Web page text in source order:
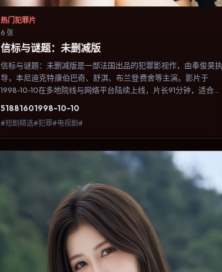
热门犯罪片
6 张
信标与谜题：未删减版
信标与谜题：未删减版是一部法国出品的犯罪影视作，由奉俊昊执
导，本尼迪克特·康伯巴奇、舒淇、布兰登·费舍等主演。影片于
1998-10-10在多地院线与网络平台陆续上线，片长91分钟，适合喜
物选择与情节推进，节奏与视听语言统一，可作为休闲观影或类型
片补片的选择。
51881601998-10-10
#短剧精选#犯罪#电视剧#